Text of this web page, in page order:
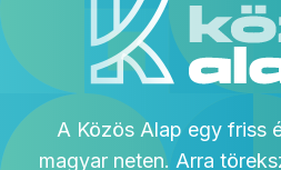
A Közös Alap egy friss
magyar neten. Arra